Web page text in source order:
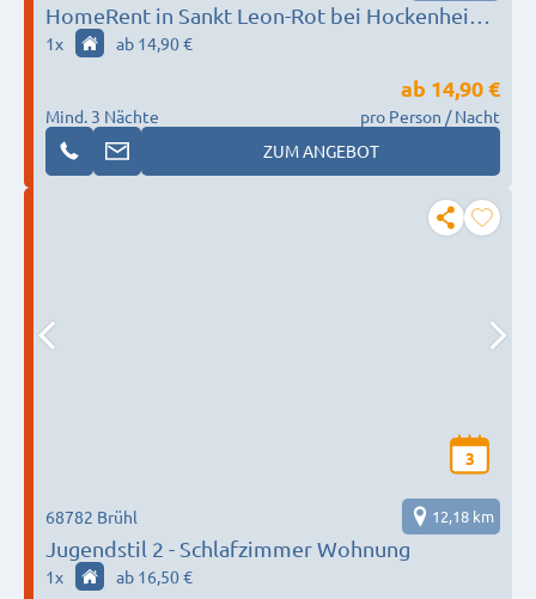
HomeRent in Sankt Leon-Rot bei Hockenheim
HR-52201-sankt-leon-roth
1x ab 14,90 €
Mind. 3 Nächte
ab 14,90 €
pro Person / Nacht
ZUM ANGEBOT
3
Jugendstil 2 - Schlafzimmer Wohnung
68782 Brühl 12,18 km
1x ab 16,50 €